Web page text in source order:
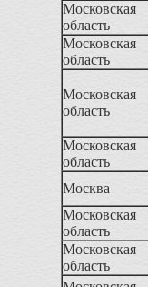
Московская
область
Московская
область
Московская
область
Московская
область
Москва
Московская
область
Московская
область